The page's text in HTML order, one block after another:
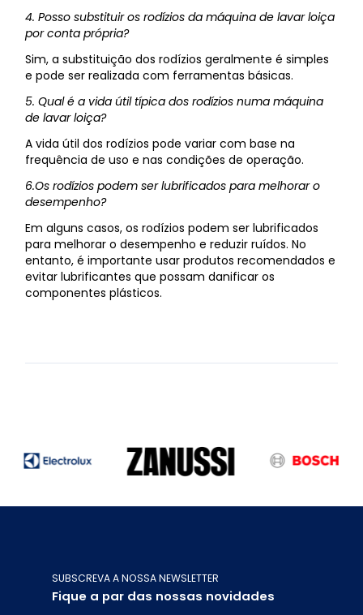
4. Posso substituir os rodízios da máquina de lavar loiça
por conta própria?
Sim, a substituição dos rodízios geralmente é simples
e pode ser realizada com ferramentas básicas.
5. Qual é a vida útil típica dos rodízios numa máquina
de lavar loiça?
A vida útil dos rodízios pode variar com base na
frequência de uso e nas condições de operação.
6.Os rodízios podem ser lubrificados para melhorar o
desempenho?
Em alguns casos, os rodízios podem ser lubrificados
para melhorar o desempenho e reduzir ruídos. No
entanto, é importante usar produtos recomendados e
evitar lubrificantes que possam danificar os
componentes plásticos.
SUBSCREVA A NOSSA NEWSLETTER
Fique a par das nossas novidades